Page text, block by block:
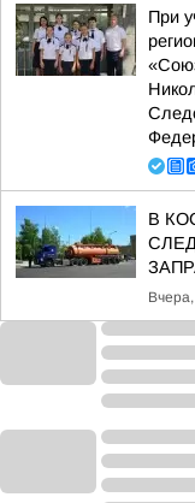
При
В